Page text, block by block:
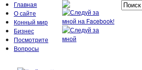
Главная
О сайте
Конный мир
Бизнес
Посмотрите
Вопросы